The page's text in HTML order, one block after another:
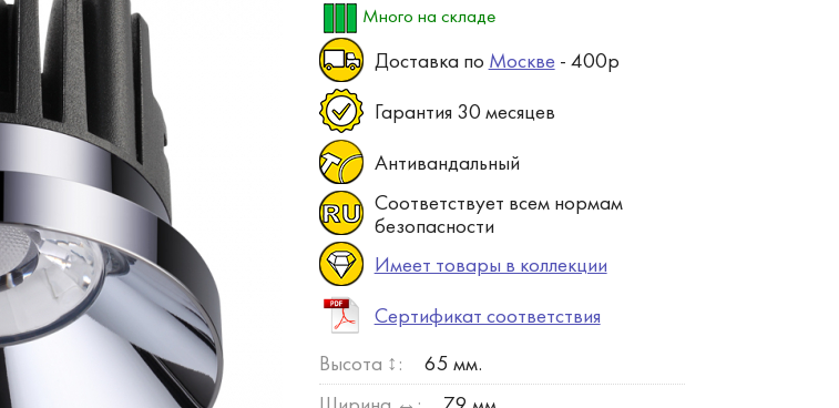
Много на складе
Доставка по Москве - 400р
Гарантия 30 месяцев
Антивандальный
Соответствует всем нормам
безопасности
Имеет товары в коллекции
Сертификат соответствия
Высота ↕: 65 мм.